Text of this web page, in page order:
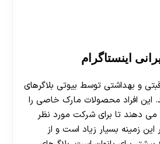
اینستاگرام
و بهداشتی توسط بیوتی بلاگرهای
این افراد محصولات مارک خاصی را
می دهند تا برای شرکت مورد نظر
این زمینه بسیار زیاد است و از